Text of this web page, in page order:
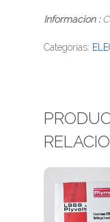
Informacion :
Categorías: